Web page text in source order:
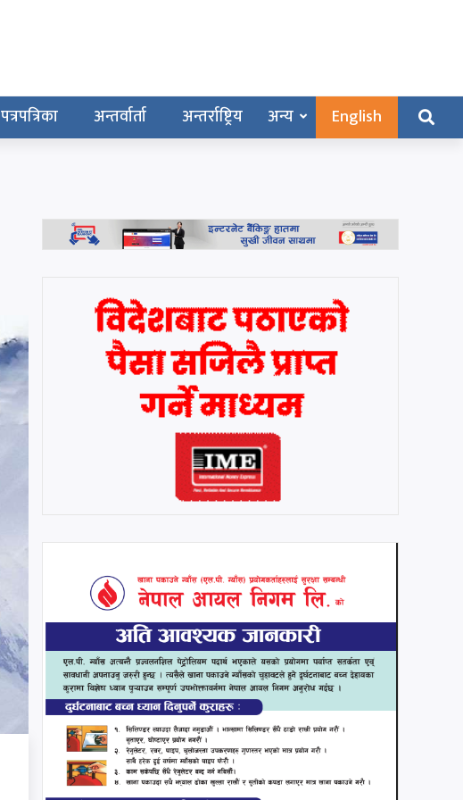
पत्रपत्रिका अन्तर्वार्ता अन्तर्राष्ट्रिय अन्य English